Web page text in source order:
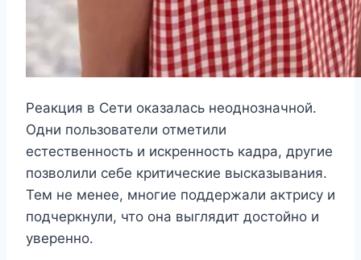
Реакция в Сети оказалась неоднозначной.
Одни пользователи отметили
естественность и искренность кадра, другие
позволили себе критические высказывания.
Тем не менее, многие поддержали актрису и
подчеркнули, что она выглядит достойно и
уверенно.